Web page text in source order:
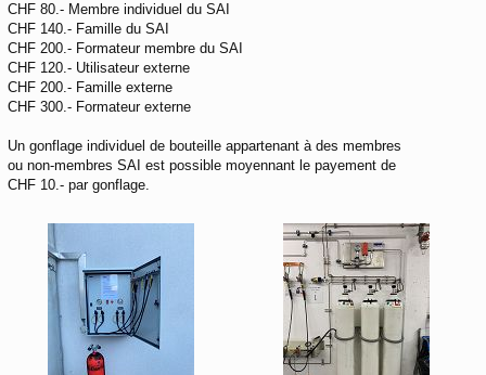
CHF 80.- Membre individuel du SAI
CHF 140.- Famille du SAI
CHF 200.- Formateur membre du SAI
CHF 120.- Utilisateur externe
CHF 200.- Famille externe
CHF 300.- Formateur externe
Un gonflage individuel de bouteille appartenant à des membres
ou non-membres SAI est possible moyennant le payement de
CHF 10.- par gonflage.